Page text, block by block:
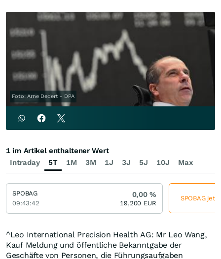
Foto: Arne Dedert - DPA
^Leo International Precision Health AG: Mr Leo Wang,
Kauf Meldung und öffentliche Bekanntgabe der
Geschäfte von Personen, die Führungsaufgaben
Intraday 5T 1M 3M 1J 3J 5J 10J Max
1 im Artikel enthaltener Wert
SPOBAG
09:43:42
0,00%
19,200 EUR
SPOBAG